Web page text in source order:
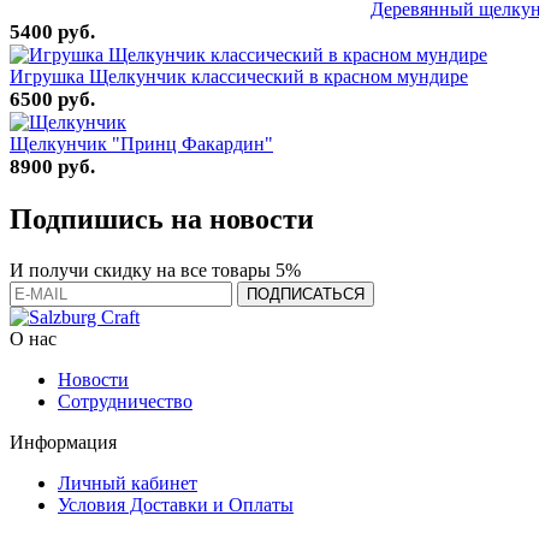
Деревянный
5400 руб.
Игрушка Щелкунчик классический в красном мундире
6500 руб.
Щелкунчик "Принц Факардин"
8900 руб.
Подпишись на новости
И получи скидку на все товары 5%
О нас
Новости
Сотрудничество
Информация
Личный кабинет
Условия Доставки и Оплаты